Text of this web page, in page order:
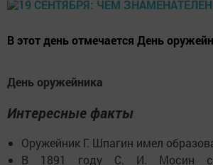
В этот день отмечается День
День оружейника
Интересные факты
Оружейник Г. Шпагин имел
В 1891 году С. И. Мосин